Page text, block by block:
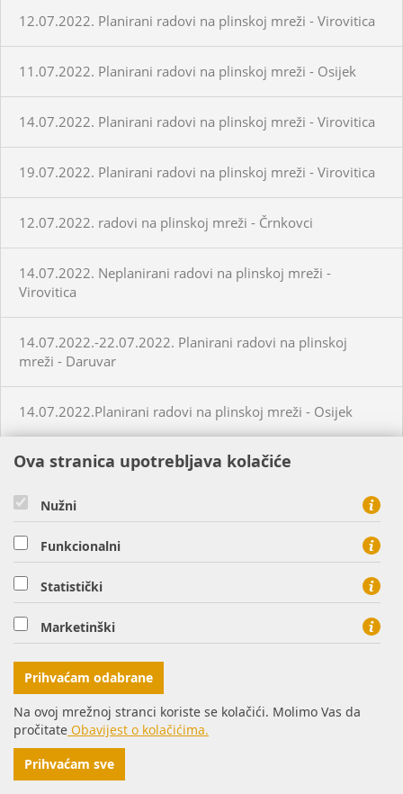
12.07.2022. Planirani radovi na plinskoj mreži - Virovitica
11.07.2022. Planirani radovi na plinskoj mreži - Osijek
14.07.2022. Planirani radovi na plinskoj mreži - Virovitica
19.07.2022. Planirani radovi na plinskoj mreži - Virovitica
12.07.2022. radovi na plinskoj mreži - Črnkovci
14.07.2022. Neplanirani radovi na plinskoj mreži -
Virovitica
14.07.2022.-22.07.2022. Planirani radovi na plinskoj
mreži - Daruvar
14.07.2022.Planirani radovi na plinskoj mreži - Osijek
15.07.2022. Planirani radovi na plinskoj mreži - Nemetin
15.07.2022. Neplanirani radovi na plinskoj mreži -
19.07.2022.Planirani radovi na plinskoj mreži - Donji
Miholjac
19.07.2022. Planirani radovi na plinskoj mreži - Virovitica
Ova stranica upotrebljava kolačiće
Nužni
Funkcionalni
Statistički
Marketinški
Prihvaćam odabrane
Na ovoj mrežnoj stranci koriste se kolačići. Molimo Vas da
pročitate Obavijest o kolačićima.
Prihvaćam sve